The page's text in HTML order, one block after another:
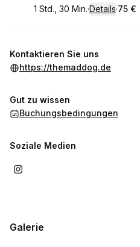
. Dauer:
1 Std., 30 Min.·Details·
. Preis
75 €
Kontaktieren Sie uns
https://themaddog.de
Gut zu wissen
Buchungsbedingungen
Soziale Medien
Galerie